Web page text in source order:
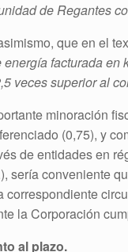
de Regantes
que en el
energía facturada en
veces superior al
minoración
(0,75), y
de entidades en
sería conveniente
correspondiente
la Corporación
al plazo.